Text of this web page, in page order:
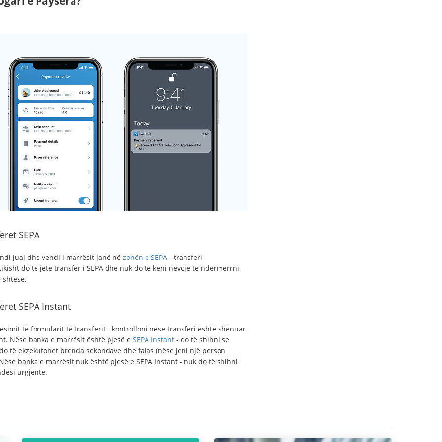
SEPA
juaj dhe vendi i marrësit janë në zonën e SEPA- transferi
do të jetë transfer i SEPA dhe nuk do të keni nevojë të ndërmerrni
shtesë.
SEPA Instant
të formularit të transferit - kontrolloni nëse transferi është shënuar
Nëse banka e marrësit është pjesë e SEPA Instant- do të shihni se
të ekzekutohet brenda sekondave dhe falas (nëse jeni një person
banka e marrësit nuk është pjesë e SEPA Instant - nuk do të shihni
urgjente.